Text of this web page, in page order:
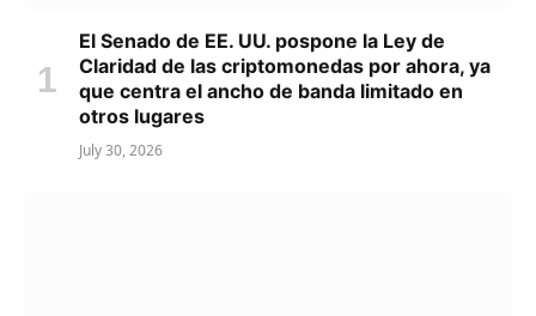
El Senado de EE. UU. pospone la Ley de
Claridad de las criptomonedas por ahora, ya
que centra el ancho de banda limitado en
otros lugares
July 30, 2026